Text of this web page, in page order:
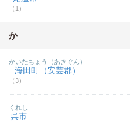
（1）
か
海田町（安芸郡）
（3）
かいたちょう（あきぐん）
呉市
くれし